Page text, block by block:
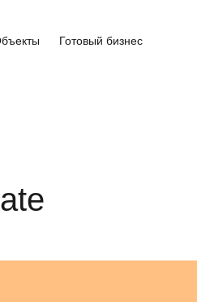
Готовый бизнес